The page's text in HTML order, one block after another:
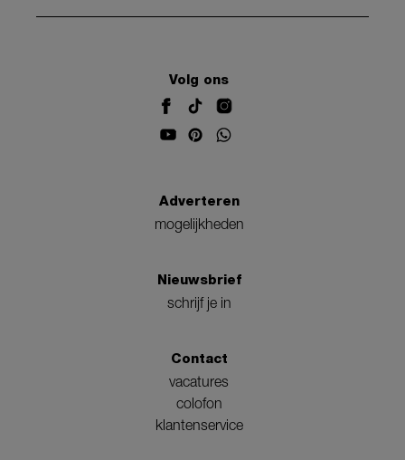
Volg ons
Adverteren
mogelijkheden
Nieuwsbrief
schrijf je in
Contact
vacatures
colofon
klantenservice